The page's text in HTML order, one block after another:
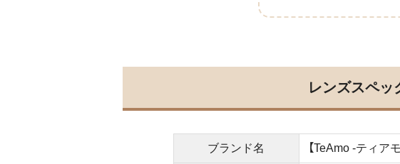
レンズスペッ
ブランド名 【TeAmo -ティアモ